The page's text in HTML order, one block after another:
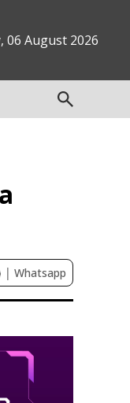
06 August 2026
| Whatsapp